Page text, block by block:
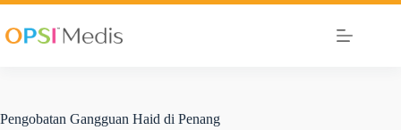
Pengobatan Gangguan Haid di Penang